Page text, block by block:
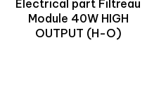
Electrical part Filtreau
Module 40W HIGH
OUTPUT (H-O)